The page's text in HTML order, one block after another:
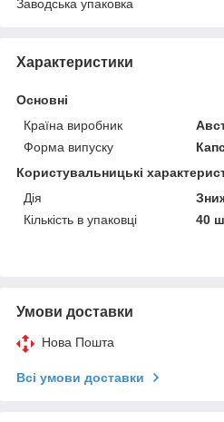
Заводська упаковка
Характеристики
Основні
Країна виробник
Форма випуску
Користувальницькі
Дія
Кількість в упаковці
40
Умови доставки
Нова Пошта
Всі умови доставки